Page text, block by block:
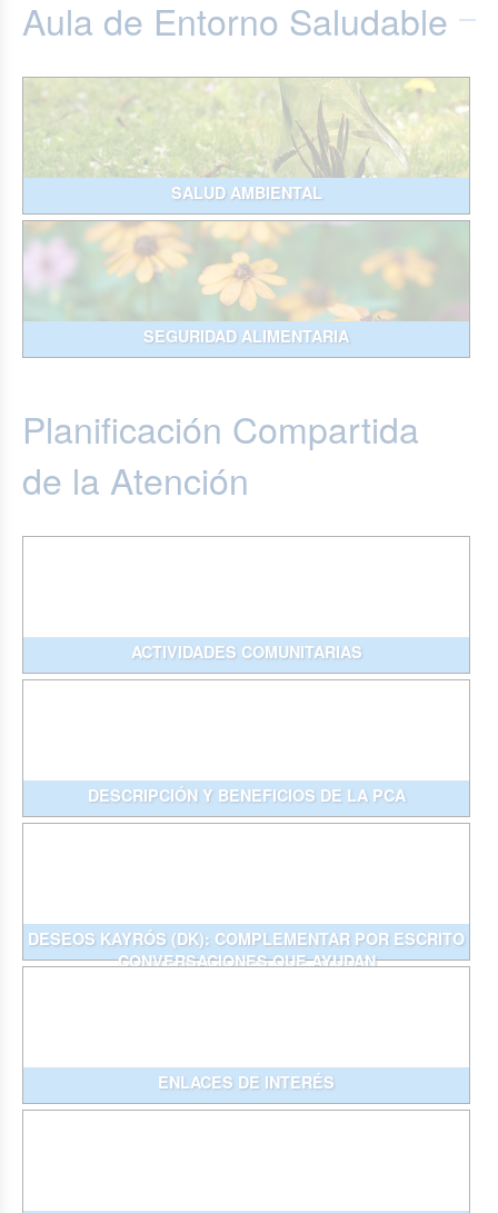
Aula de Entorno Saludable
SALUD AMBIENTAL
SEGURIDAD ALIMENTARIA
Planificación Compartida
de la Atención
ACTIVIDADES COMUNITARIAS
DESCRIPCIÓN Y BENEFICIOS DE LA PCA
DESEOS KAYRÓS (DK): COMPLEMENTAR POR ESCRITO
CONVERSACIONES QUE AYUDAN
ENLACES DE INTERÉS